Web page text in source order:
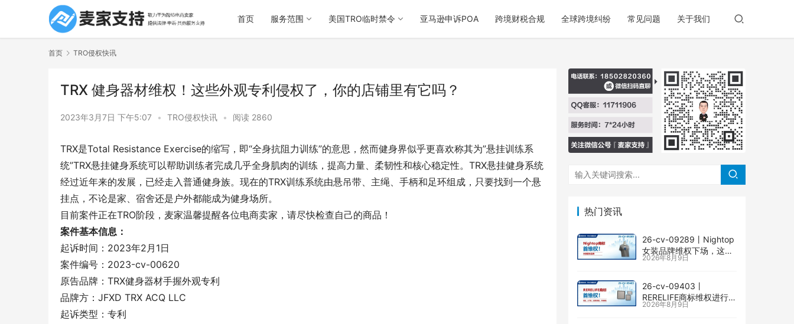
首页 服务范围 美国TRO临时禁令 亚马逊申诉POA 跨境财税合规 全球跨境纠纷 常见问题 关于我们
首页 TRO侵权快讯
TRX 健身器材维权！这些外观专利侵权了，你的店铺里有它吗？
2023年3月7日 下午5:07 • TRO侵权快讯 • 阅读 2860
TRX是Total Resistance Exercise的缩写，即“全身抗阻力训练”的意思，然而健身界似乎更喜欢称其为”悬挂训练系
统”TRX悬挂健身系统可以帮助训练者完成几乎全身肌肉的训练，提高力量、柔韧性和核心稳定性。TRX悬挂健身系统
经过近年来的发展，已经走入普通健身族。现在的TRX训练系统由悬吊带、主绳、手柄和足环组成，只要找到一个悬
挂点，不论是家、宿舍还是户外都能成为健身场所。
目前案件正在TRO阶段，麦家温馨提醒各位电商卖家，请尽快检查自己的商品！
案件基本信息：
起诉时间：2023年2月1日
案件编号：2023-cv-00620
原告品牌：TRX健身器材手握外观专利
品牌方：JFXD TRX ACQ LLC
起诉类型：专利
热门资讯
26-cv-09289㇑Nightop
女装品牌维权下场，这个
商标慎用
2026年8月9日
26-cv-09403㇑
RERELIFE商标维权进行
时，家居地毯、浴室垫、
2026年8月9日